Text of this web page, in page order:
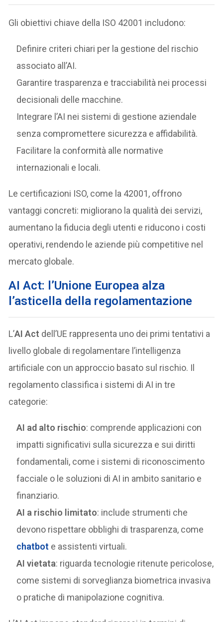
Gli obiettivi chiave della ISO 42001 includono:
Definire criteri chiari per la gestione del rischio
associato all’AI.
Garantire trasparenza e tracciabilità nei processi
decisionali delle macchine.
Integrare l’AI nei sistemi di gestione aziendale
senza compromettere sicurezza e affidabilità.
Facilitare la conformità alle normative
internazionali e locali.
Le certificazioni ISO, come la 42001, offrono
vantaggi concreti: migliorano la qualità dei servizi,
aumentano la fiducia degli utenti e riducono i costi
operativi, rendendo le aziende più competitive nel
mercato globale.
AI Act: l’Unione Europea alza
l’asticella della regolamentazione
L’AI Act dell’UE rappresenta uno dei primi tentativi a
livello globale di regolamentare l’intelligenza
artificiale con un approccio basato sul rischio. Il
regolamento classifica i sistemi di AI in tre
categorie:
AI ad alto rischio: comprende applicazioni con
impatti significativi sulla sicurezza e sui diritti
fondamentali, come i sistemi di riconoscimento
facciale o le soluzioni di AI in ambito sanitario e
finanziario.
AI a rischio limitato: include strumenti che
devono rispettare obblighi di trasparenza, come
chatbot e assistenti virtuali.
AI vietata: riguarda tecnologie ritenute pericolose,
come sistemi di sorveglianza biometrica invasiva
o pratiche di manipolazione cognitiva.